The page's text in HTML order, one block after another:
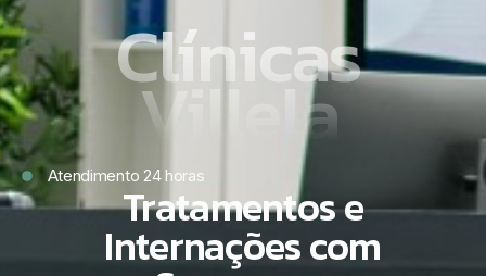
Clínicas
Villela
Atendimento 24 horas
Tratamentos e
Internações com